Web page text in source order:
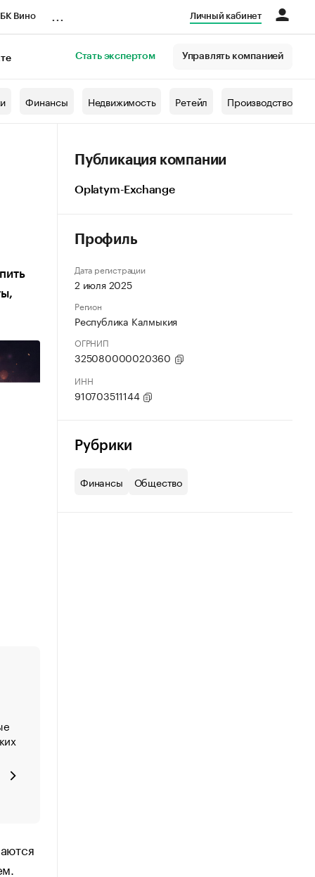
Вино Личный кабинет
Стать экспертом Управлять компанией
Финансы Недвижимость Ретейл Производство
Публикация компании
Oplatym-Exchange
Профиль
Дата регистрации
2 июля 2025
Регион
Республика Калмыкия
ОГРНИП
325080000020360
ИНН
910703511144
Рубрики
Финансы Общество